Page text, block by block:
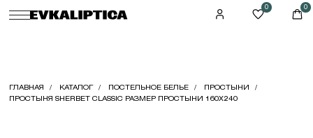
0 0
ГЛАВНАЯ КАТАЛОГ ПОСТЕЛЬНОЕ БЕЛЬЕ
ПРОСТЫНИ
ПРОСТЫНЯ SHERBET CLASSIC РАЗМЕР ПРОСТЫНИ 160X240